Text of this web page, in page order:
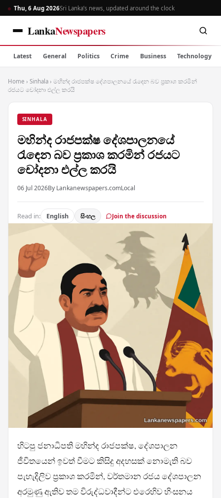
Thu, 6 Aug 2026Sri Lanka’s news, updated around the clock
LankaNewspapers
Latest General Politics Crime Business Technology
Home › Sinhala › මහින්ද රාජපක්ෂ දේශපාලනයේ රැඳෙන බව ප්‍රකාශ කරමින්
රජයට චෝදනා එල්ල කරයි
SINHALA
මහින්ද රාජපක්ෂ දේශපාලනයේ
රැඳෙන බව ප්‍රකාශ කරමින් රජයට
චෝදනා එල්ල කරයි
06 Jul 2026By Lankanewspapers.comLocal
Read in: English සිංහල Join the discussion
හිටපු ජනාධිපති මහින්ද රාජපක්ෂ, දේශපාලන
ජීවිතයෙන් ඉවත් වීමට කිසිදු අදහසක් නොමැති බව
පැහැදිලිව ප්‍රකාශ කරමින්, වර්තමාන රජය දේශපාලන
අරමුණු ඇතිව තම විරුද්ධවාදීන්ට එරෙහිව හිංසනය